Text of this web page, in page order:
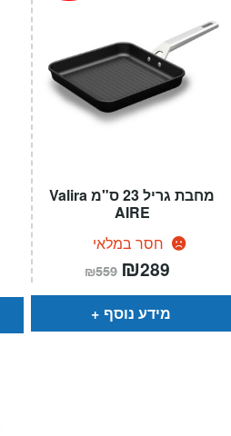
מחבת גריל 23 ס"מ Valira
AIRE
חסר במלאי
₪559 המחיר
המקורי
היה:
₪559.
₪289
הוא:
מידע נוסף